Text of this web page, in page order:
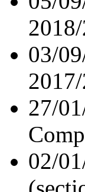
03/
27/
02/